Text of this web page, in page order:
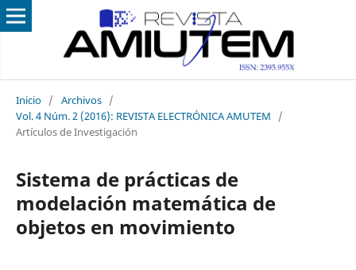
Inicio / Archivos /
Vol. 4 Núm. 2 (2016): REVISTA ELECTRÓNICA AMUTEM
/
Artículos de Investigación
Sistema de prácticas de
modelación matemática de
objetos en movimiento